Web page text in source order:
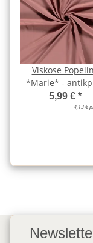
Viskose
*Marie* -
5,99 € *
4,13 €